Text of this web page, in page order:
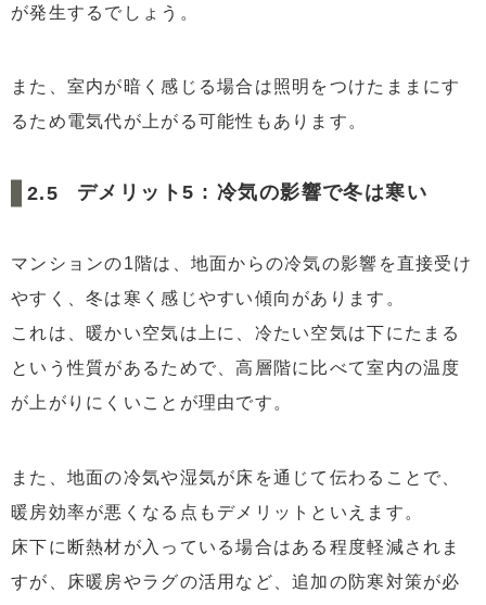
が発生するでしょう。
また、室内が暗く感じる場合は照明をつけたままにす
るため電気代が上がる可能性もあります。
デメリット5 : 冷気の影響で冬は寒い
マンションの1階は、地面からの冷気の影響を直接受け
やすく、冬は寒く感じやすい傾向があります。
これは、暖かい空気は上に、冷たい空気は下にたまる
という性質があるためで、高層階に比べて室内の温度
が上がりにくいことが理由です。
また、地面の冷気や湿気が床を通じて伝わることで、
暖房効率が悪くなる点もデメリットといえます。
床下に断熱材が入っている場合はある程度軽減されま
すが、床暖房やラグの活用など、追加の防寒対策が必